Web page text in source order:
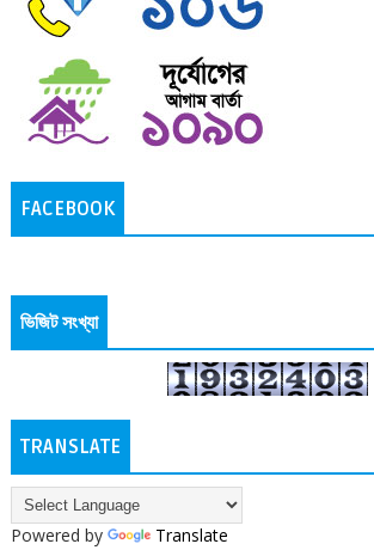
FACEBOOK
ভিজিট সংখ্যা
TRANSLATE
Powered by Translate